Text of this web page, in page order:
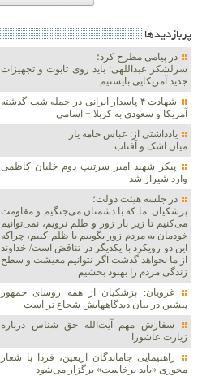
پربازديدها
در پیامی مطرح کرد؛
سرلشکر عبداللهی: باید روی تابوت و تجهیزات
جدید آمریکایی بایستیم
شهادت ۴ پاسدار ایرانی در حمله شب گذشته
آمریکا و سعودی به کربلا + اسامی
یادداشتی از: عباس خامه یار
میان اشک و آفتاب…
پیکر شهید امیر سرتیپ دوم خلبان کاظمی
وارد شیراز شد
در جلسه هیئت دولت؛
پزشکیان: ما که با دشمنان می‌جنگیم و مقاومت
می‌کنیم تا زیر بار زور و ظلم نرویم، نمی‌توانیم
خودمان به مردم زور بگوییم یا ظلم کنیم، چراکه
این دو رویکرد با یکدیگر در تناقض است/ خداوند
از ما نخواهد گذشت اگر نتوانیم معیشت و سطح
زندگی مردم را بهبود بخشیم
غرویان: پزشکیان از همه روسای جمهور
پیشین در بیان دیدگاههایش شجاع تر است
سفارش مهم آیت‌الله حق شناس درباره
زیارت عاشورا
راهپیمایی جاماندگان اربعین، فردا با شعار
محوری «باید برخاست» برگزار می‌شود